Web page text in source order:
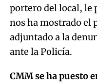
portero del local, le
nos ha mostrado el
adjuntado a la
ante la Policía.
CMM se ha puesto